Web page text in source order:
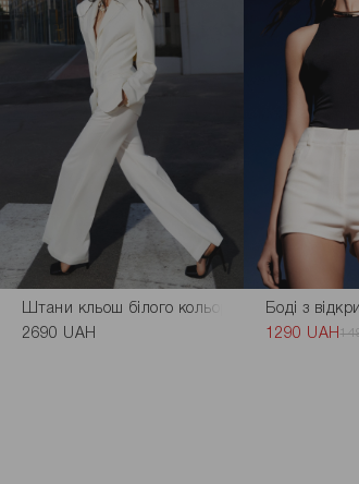
Штани кльош білого кольору
2690 UAH
Боді з
1290 UAH